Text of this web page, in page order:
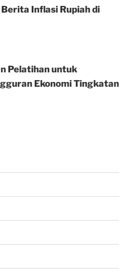
Inflasi Rupiah di
Pelatihan untuk
Ekonomi Tingkatan